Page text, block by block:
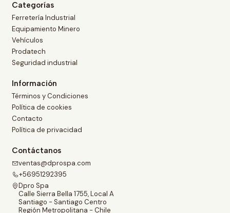
Categorías
Ferretería Industrial
Equipamiento Minero
Vehículos
Prodatech
Seguridad industrial
Información
Términos y Condiciones
Política de cookies
Contacto
Política de privacidad
Contáctanos
ventas@dprospa.com
+56951292395
Dpro Spa
Calle Sierra Bella 1755, Local A
Santiago - Santiago Centro
Región Metropolitana - Chile